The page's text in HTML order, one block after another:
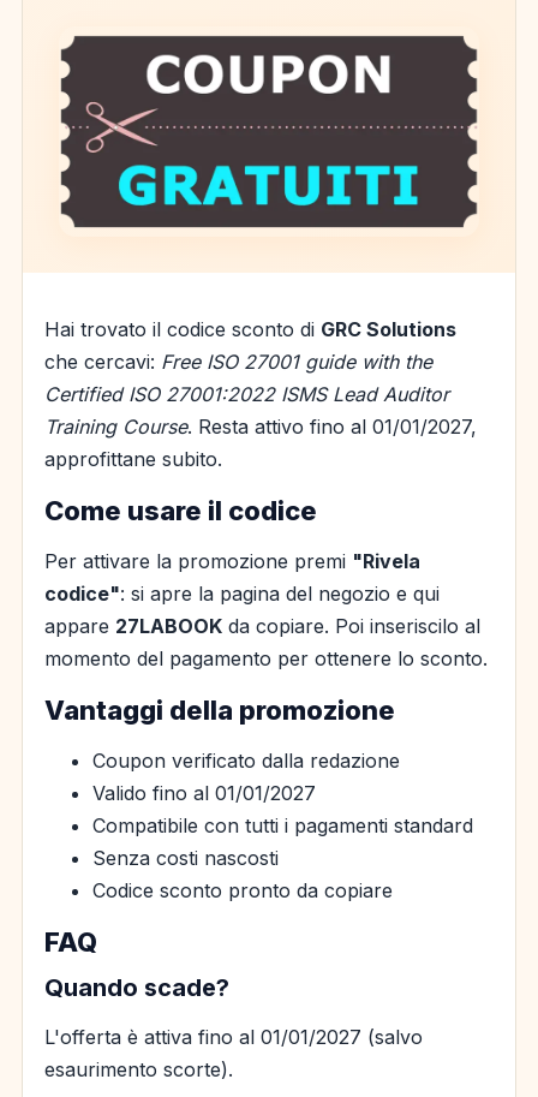
Hai trovato il codice sconto di GRC Solutions
che cercavi: Free ISO 27001 guide with the
Certified ISO 27001:2022 ISMS Lead Auditor
Training Course. Resta attivo fino al 01/01/2027,
approfittane subito.
Come usare il codice
Per attivare la promozione premi "Rivela
codice": si apre la pagina del negozio e qui
appare 27LABOOK da copiare. Poi inseriscilo al
momento del pagamento per ottenere lo sconto.
Vantaggi della promozione
Coupon verificato dalla redazione
Valido fino al 01/01/2027
Compatibile con tutti i pagamenti standard
Senza costi nascosti
Codice sconto pronto da copiare
FAQ
Quando scade?
L'offerta è attiva fino al 01/01/2027 (salvo
esaurimento scorte).